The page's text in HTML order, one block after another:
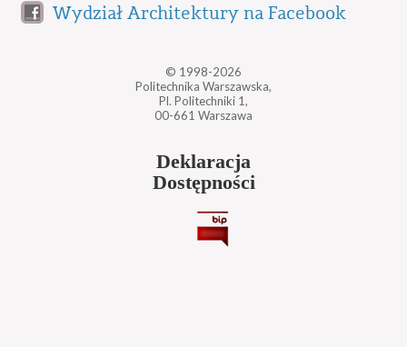
Wydział Architektury na Facebook
© 1998-2026
Politechnika Warszawska,
Pl. Politechniki 1,
00-661 Warszawa
Deklaracja
Dostępności